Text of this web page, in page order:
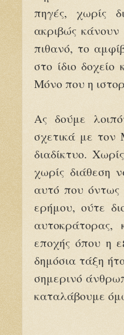
πηγές, χωρίς
ακριβώς
πιθανό, το
στο ίδιο
Μόνο που η
Ας δούμε
σχετικά με
διαδίκτυο.
χωρίς διάθεση
αυτό που όντως
ερήμου, ούτε
αυτοκράτορας,
εποχής όπου η
δημόσια τάξη
σημερινό
καταλάβουμε